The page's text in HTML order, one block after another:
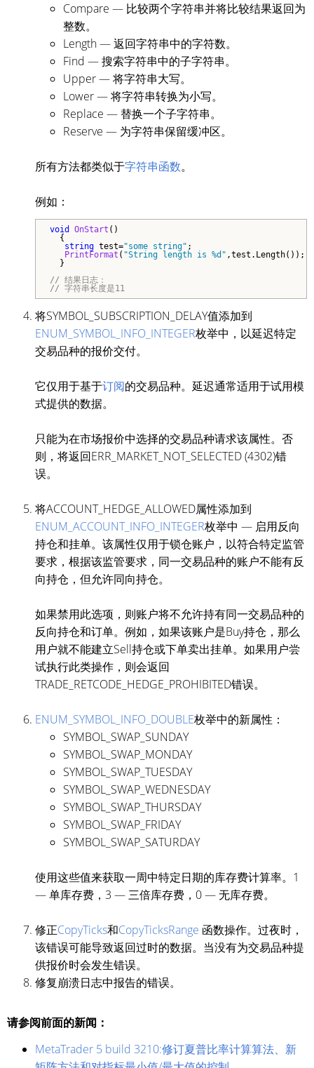
Compare — 比较两个字符串并将比较结果返回为
整数。
Length — 返回字符串中的字符数。
Find — 搜索字符串中的子字符串。
Upper — 将字符串大写。
Lower — 将字符串转换为小写。
Replace — 替换一个子字符串。
Reserve — 为字符串保留缓冲区。
所有方法都类似于字符串函数。
例如：
void OnStart ()
{
string test="some string" ;
PrintFormat ( "String length is %d" ,test.Length());
}
// 结果日志：
// 字符串长度是11
将SYMBOL_SUBSCRIPTION_DELAY值添加到
ENUM_SYMBOL_INFO_INTEGER枚举中，以延迟特定
交易品种的报价交付。
它仅用于基于订阅的交易品种。延迟通常适用于试用模
式提供的数据。
只能为在市场报价中选择的交易品种请求该属性。否
则，将返回ERR_MARKET_NOT_SELECTED (4302)错
误。
将ACCOUNT_HEDGE_ALLOWED属性添加到
ENUM_ACCOUNT_INFO_INTEGER枚举中 — 启用反向
持仓和挂单。该属性仅用于锁仓账户，以符合特定监管
要求，根据该监管要求，同一交易品种的账户不能有反
向持仓，但允许同向持仓。
如果禁用此选项，则账户将不允许持有同一交易品种的
反向持仓和订单。例如，如果该账户是Buy持仓，那么
用户就不能建立Sell持仓或下单卖出挂单。如果用户尝
试执行此类操作，则会返回
TRADE_RETCODE_HEDGE_PROHIBITED错误。
ENUM_SYMBOL_INFO_DOUBLE枚举中的新属性：
SYMBOL_SWAP_SUNDAY
SYMBOL_SWAP_MONDAY
SYMBOL_SWAP_TUESDAY
SYMBOL_SWAP_WEDNESDAY
SYMBOL_SWAP_THURSDAY
SYMBOL_SWAP_FRIDAY
SYMBOL_SWAP_SATURDAY
使用这些值来获取一周中特定日期的库存费计算率。1
— 单库存费，3 — 三倍库存费，0 — 无库存费。
修正CopyTicks和CopyTicksRange 函数操作。过夜时，
该错误可能导致返回过时的数据。当没有为交易品种提
供报价时会发生错误。
修复崩溃日志中报告的错误。
请参阅前面的新闻：
MetaTrader 5 build 3210:修订夏普比率计算算法、新